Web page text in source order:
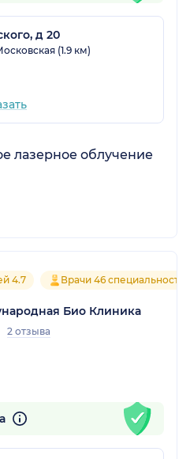
д 20
(1.9 км)
лазерное облучение
4.7 Врачи 46
Био Клиника
2 отзыва